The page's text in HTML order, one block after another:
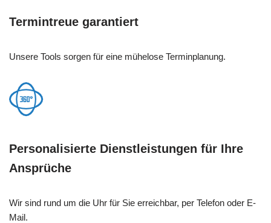
Termintreue garantiert
Unsere Tools sorgen für eine mühelose Terminplanung.
Personalisierte Dienstleistungen für Ihre
Ansprüche
Wir sind rund um die Uhr für Sie erreichbar, per Telefon oder E-
Mail.